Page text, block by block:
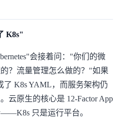
K8s"
会接着问："你们的微
？流量管理怎么做的？"如果
了 K8s YAML，而服务架构仍
云原生的核心是 12-Factor App
只是运行平台。